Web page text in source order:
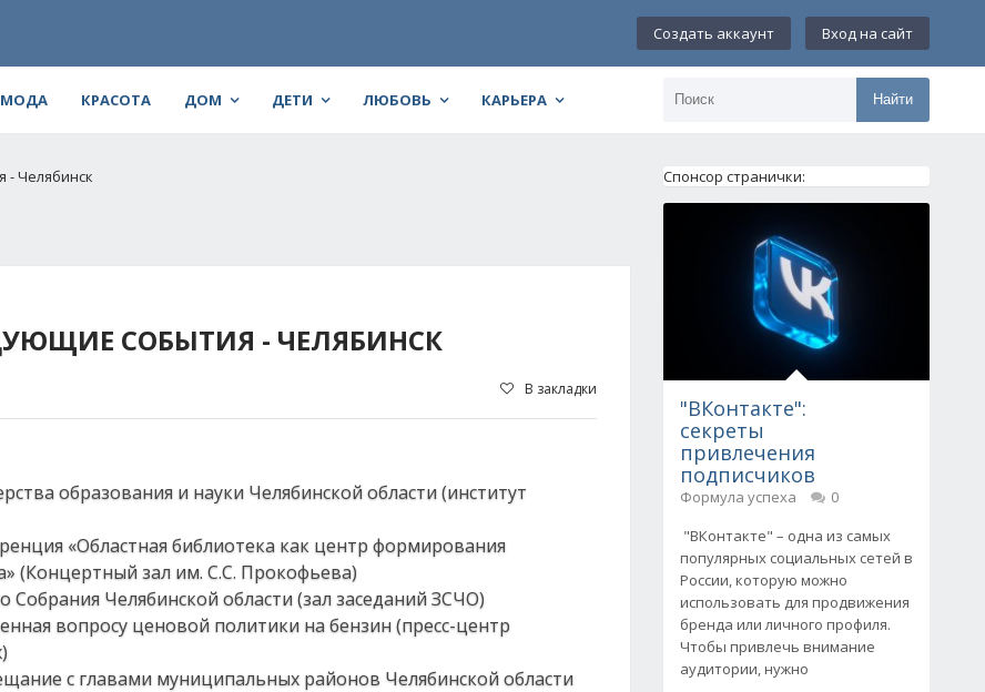
Создать аккаунт Вход на сайт
МОДА КРАСОТА ДОМ ДЕТИ ЛЮБОВЬ КАРЬЕРА Найти
- Челябинск
СОБЫТИЯ - ЧЕЛЯБИНСК
В закладки
образования и науки Челябинской области (институт
«Областная библиотека как центр формирования
(Концертный зал им. С.С. Прокофьева)
Собрания Челябинской области (зал заседаний ЗСЧО)
вопросу ценовой политики на бензин (пресс-центр
с главами муниципальных районов Челябинской области
Спонсор странички:
"ВКонтакте":
секреты
привлечения
подписчиков
Формула успеха
0
"ВКонтакте" – одна из самых
популярных социальных сетей в
России, которую можно
использовать для продвижения
бренда или личного профиля.
Чтобы привлечь внимание
аудитории, нужно